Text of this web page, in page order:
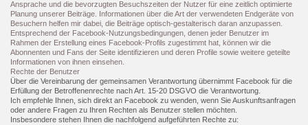
Ansprache und die bevorzugten Besuchszeiten der Nutzer für eine zeitlich optimierte
Planung unserer Beiträge. Informationen über die Art der verwendeten Endgeräte von
Besuchern helfen mir dabei, die Beiträge optisch-gestalterisch daran anzupassen.
Entsprechend der Facebook-Nutzungsbedingungen, denen jeder Benutzer im
Rahmen der Erstellung eines Facebook-Profils zugestimmt hat, können wir die
Abonnenten und Fans der Seite identifizieren und deren Profile sowie weitere geteilte
Informationen von ihnen einsehen.
Rechte der Benutzer
Über die Vereinbarung der gemeinsamen Verantwortung übernimmt Facebook für die
Erfüllung der Betroffenenrechte nach Art. 15-20 DSGVO die Verantwortung.
Ich empfehle Ihnen, sich direkt an Facebook zu wenden, wenn Sie Auskunftsanfragen
oder andere Fragen zu Ihren Rechten als Benutzer stellen möchten.
Insbesondere stehen Ihnen die nachfolgend aufgeführten Rechte zu: